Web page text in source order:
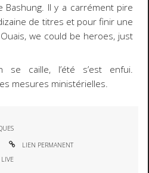
Bashung. Il y a carrément pire
de titres et pour finir une
we could be heroes, just
se caille, l’été s’est enfui.
mesures ministérielles.
LIEN PERMANENT
LIVE